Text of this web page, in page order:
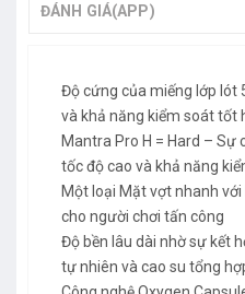
ĐÁNH GIÁ(APP)
Độ cứng của miếng lớp lót
và khả năng kiểm soát tốt
Mantra Pro H = Hard – Sự
tốc độ cao và khả năng
Một loại Mặt vợt nhanh
cho người chơi tấn công
Độ bền lâu dài nhờ sự kết
tự nhiên và cao su tổng